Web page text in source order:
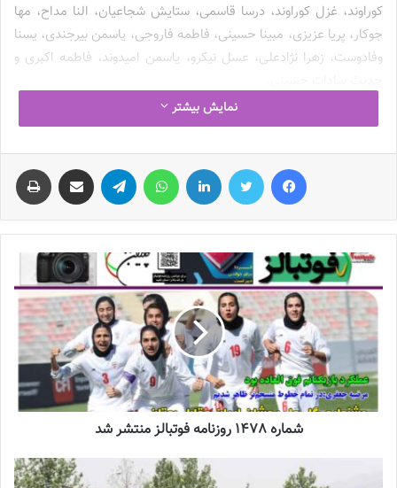
کوراوند، غزل کوراوند، درسا قاسمی، ستایش شجاعیان، النا مداح، مها
جوکار، پریا عزیزی، مبینا حسینی، فاطمه فاروجی، یاسمن بیرجندی، یسنا
وفادوست، زهرا نژادعلی، عسل نیکرو، یاسمن امیدوند، فاطمه اکبری و
شایان ذکر است، سه مرحله اردوی انتخابی در تهران برگزار می‌شود تا
کادر فنی با شناخت بازیکنانف نفرات برتر را به اردوی اصلیتیم ملی
فوتبال نوجواناندعوت کند.
💻منبع:فدراسیون فوتبال 📸عکس:فدراسیون فوتبال
نوشته های مشابه
چالش هاى ليست جدید تيم ملى فوتبال
زنان
2023-06-14
تازه‌ترین خبرها از درمان ۲ ملی‌پوش فوتبال
زنان
2023-12-24
نمایش بیشتر
شماره 1478 روزنامه فوتبالز منتشر شد